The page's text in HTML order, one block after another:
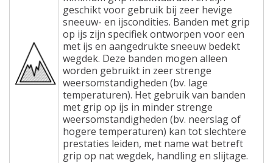
geschikt voor gebruik bij zeer hevige
sneeuw- en ijscondities. Banden met grip
op ijs zijn specifiek ontworpen voor een
met ijs en aangedrukte sneeuw bedekt
wegdek. Deze banden mogen alleen
worden gebruikt in zeer strenge
weersomstandigheden (bv. lage
temperaturen). Het gebruik van banden
met grip op ijs in minder strenge
weersomstandigheden (bv. neerslag of
hogere temperaturen) kan tot slechtere
prestaties leiden, met name wat betreft
grip op nat wegdek, handling en slijtage.